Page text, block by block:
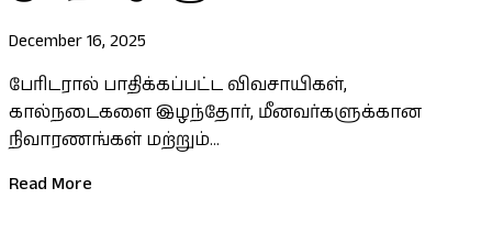
December 16, 2025
பேரிடரால் பாதிக்கப்பட்ட விவசாயிகள்,
கால்நடைகளை இழந்தோர், மீனவர்களுக்கான
நிவாரணங்கள் மற்றும்...
Read More